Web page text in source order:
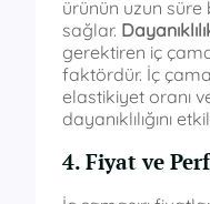
ürünün uzun süre
sağlar.
gerektiren iç
faktördür. İç
elastikiyet oranı
dayanıklılığını
4. Fiyat ve